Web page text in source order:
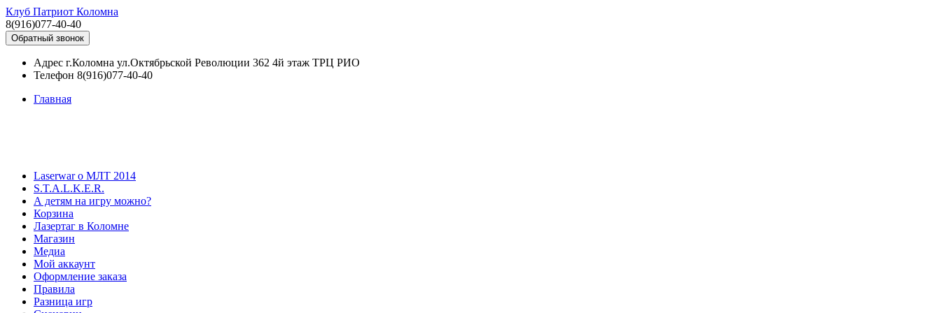
Клуб Патриот Коломна
8(916)077-40-40
Обратный звонок
Адрес г.Коломна ул.Октябрьской Революции 362 4й этаж ТРЦ РИО
Телефон 8(916)077-40-40
Главная
Laserwar о МЛТ 2014
S.T.A.L.K.E.R.
А детям на игру можно?
Корзина
Лазертаг в Коломне
Магазин
Медиа
Мой аккаунт
Оформление заказа
Правила
Разница игр